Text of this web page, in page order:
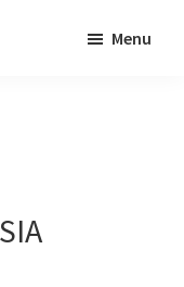
Menu